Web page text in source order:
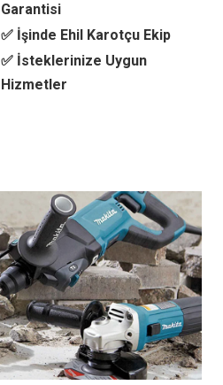
Garantisi
✅ İşinde Ehil Karotçu Ekip
✅ İsteklerinize Uygun
Hizmetler